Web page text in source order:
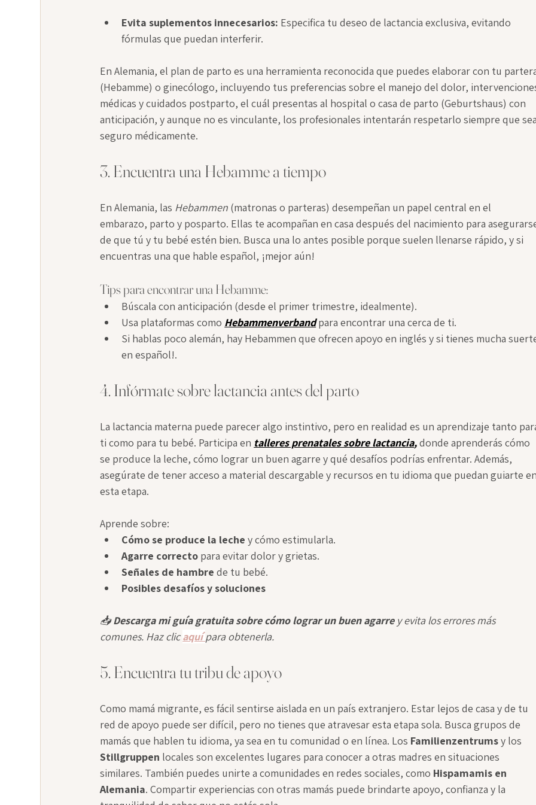
Evita suplementos innecesarios: Especifica tu deseo de lactancia exclusiva, evitando
fórmulas que puedan interferir.
En Alemania, el plan de parto es una herramienta reconocida que puedes elaborar con tu
(Hebamme) o ginecólogo, incluyendo tus preferencias sobre el manejo del dolor,
médicas y cuidados postparto, el cuál presentas al hospital o casa de parto (Geburtshaus) con
anticipación, y aunque no es vinculante, los profesionales intentarán respetarlo siempre que
seguro médicamente.
3. Encuentra una Hebamme a tiempo
En Alemania, las Hebammen (matronas o parteras) desempeñan un papel central en el
embarazo, parto y posparto. Ellas te acompañan en casa después del nacimiento para
de que tú y tu bebé estén bien. Busca una lo antes posible porque suelen llenarse rápido, y si
encuentras una que hable español, ¡mejor aún!
Tips para encontrar una Hebamme:
Búscala con anticipación (desde el primer trimestre, idealmente).
Usa plataformas como Hebammenverband para encontrar una cerca de ti.
Si hablas poco alemán, hay Hebammen que ofrecen apoyo en inglés y si tienes mucha
en español!.
4. Infórmate sobre lactancia antes del parto
La lactancia materna puede parecer algo instintivo, pero en realidad es un aprendizaje tanto
ti como para tu bebé. Participa en talleres prenatales sobre lactancia, donde aprenderás cómo
se produce la leche, cómo lograr un buen agarre y qué desafíos podrías enfrentar. Además,
asegúrate de tener acceso a material descargable y recursos en tu idioma que puedan guiarte
esta etapa.
Aprende sobre:
Cómo se produce la leche y cómo estimularla.
Agarre correcto para evitar dolor y grietas.
Señales de hambre de tu bebé.
Posibles desafíos y soluciones
📥 Descarga mi guía gratuita sobre cómo lograr un buen agarre y evita los errores más
comunes. Haz clic aquí para obtenerla.
5. Encuentra tu tribu de apoyo
Como mamá migrante, es fácil sentirse aislada en un país extranjero. Estar lejos de casa y de tu
red de apoyo puede ser difícil, pero no tienes que atravesar esta etapa sola. Busca grupos de
mamás que hablen tu idioma, ya sea en tu comunidad o en línea. Los Familienzentrumsy los
Stillgruppen locales son excelentes lugares para conocer a otras madres en situaciones
similares. También puedes unirte a comunidades en redes sociales, como Hispamamis en
Alemania. Compartir experiencias con otras mamás puede brindarte apoyo, confianza y la